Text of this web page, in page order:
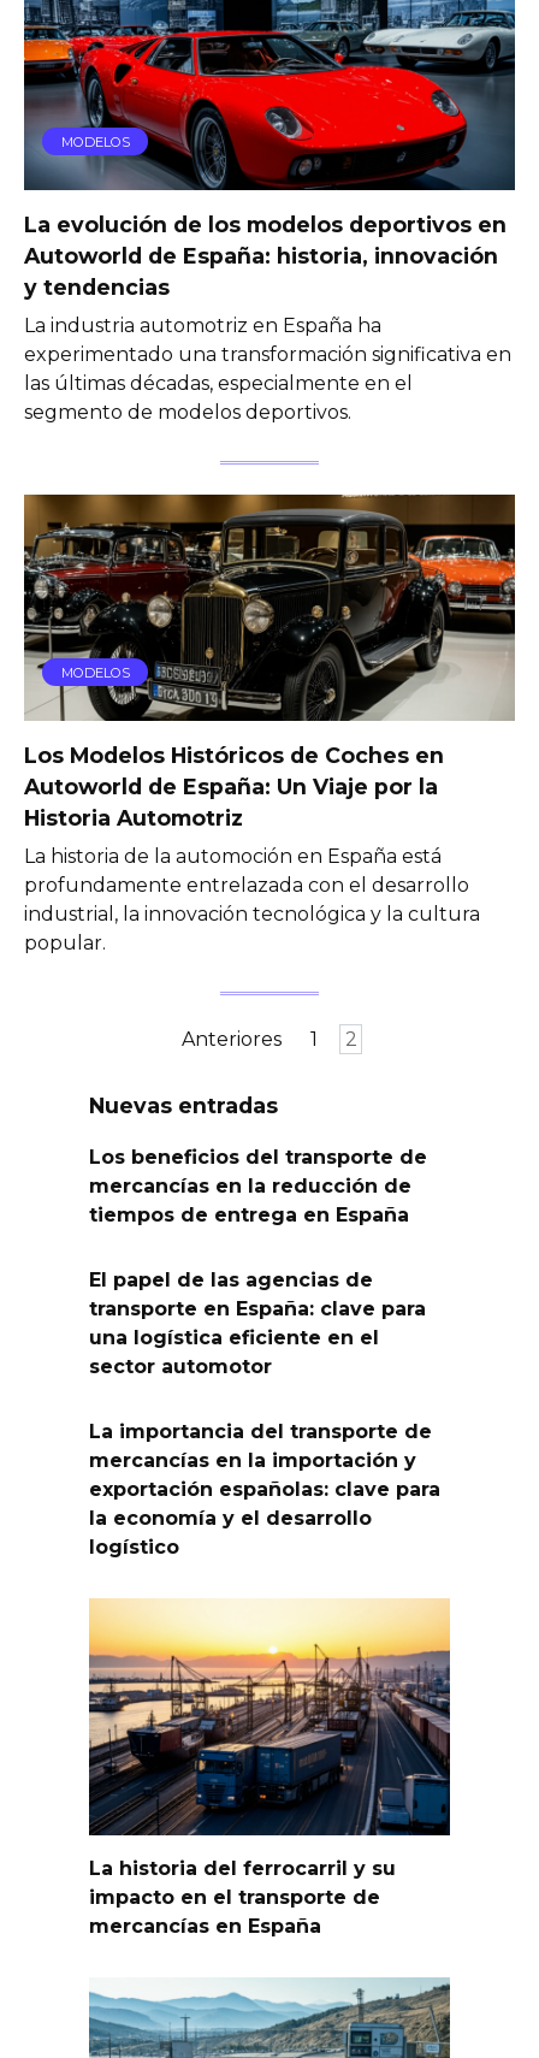
MODELOS
La evolución de los modelos deportivos en
Autoworld de España: historia, innovación
y tendencias
La industria automotriz en España ha
experimentado una transformación significativa en
las últimas décadas, especialmente en el
segmento de modelos deportivos.
MODELOS
Los Modelos Históricos de Coches en
Autoworld de España: Un Viaje por la
Historia Automotriz
La historia de la automoción en España está
profundamente entrelazada con el desarrollo
industrial, la innovación tecnológica y la cultura
popular.
entradas
Anteriores 1 2
Nuevas entradas
Los beneficios del transporte de
mercancías en la reducción de
tiempos de entrega en España
El papel de las agencias de
transporte en España: clave para
una logística eficiente en el
sector automotor
La importancia del transporte de
mercancías en la importación y
exportación españolas: clave para
la economía y el desarrollo
logístico
La historia del ferrocarril y su
impacto en el transporte de
mercancías en España